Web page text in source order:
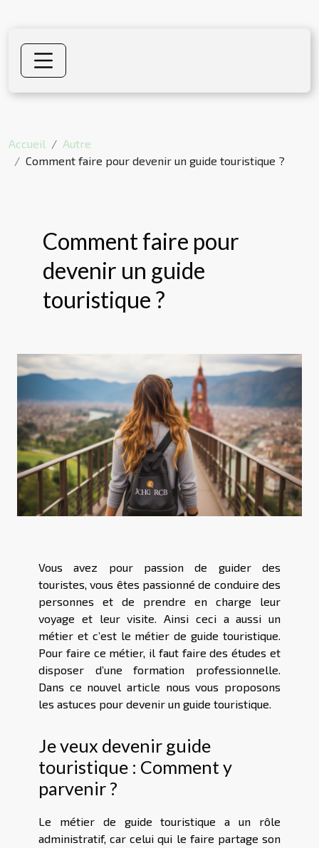
Accueil
Autre
Comment faire pour devenir un guide touristique ?
Comment faire pour
devenir un guide
touristique ?
Vous avez pour passion de guider des
touristes, vous êtes passionné de conduire des
personnes et de prendre en charge leur
voyage et leur visite. Ainsi ceci a aussi un
métier et c’est le métier de guide touristique.
Pour faire ce métier, il faut faire des études et
disposer d’une formation professionnelle.
Dans ce nouvel article nous vous proposons
les astuces pour devenir un guide touristique.
Je veux devenir guide
touristique : Comment y
parvenir ?
Le métier de guide touristique a un rôle
administratif, car celui qui le faire partage son